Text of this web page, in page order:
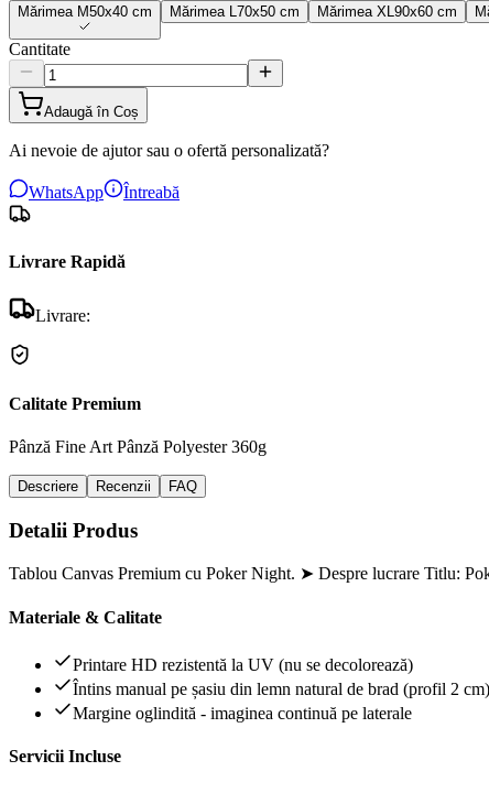
Mărimea M50x40 cm Mărimea 70x50 cm Mărimea XL 90x60 cm
Cantitate
Adaugă în Coș
Ai nevoie de ajutor sau o ofertă personalizată?
WhatsApp Întreabă
Livrare Rapidă
Livrare:
Calitate Premium
Pânză Fine Art Pânză Polyester 360g
Descriere Recenzii FAQ
Detalii Produs
Tablou Canvas Premium cu Poker Night. ➤ Despre lucrare Titlu:
Materiale & Calitate
Printare HD rezistentă la UV (nu se decolorează)
Întins manual pe șasiu din lemn natural de brad (profil 2 cm)
Margine oglindită - imaginea continuă pe laterale
Servicii Incluse